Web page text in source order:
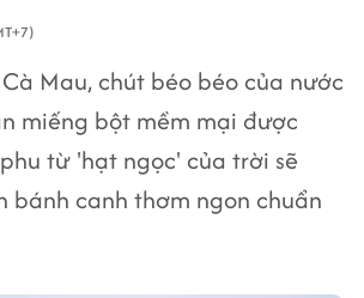
Mau, chút béo béo của nước
miếng bột mềm mại được
từ 'hạt ngọc' của trời sẽ
bánh canh thơm ngon chuẩn